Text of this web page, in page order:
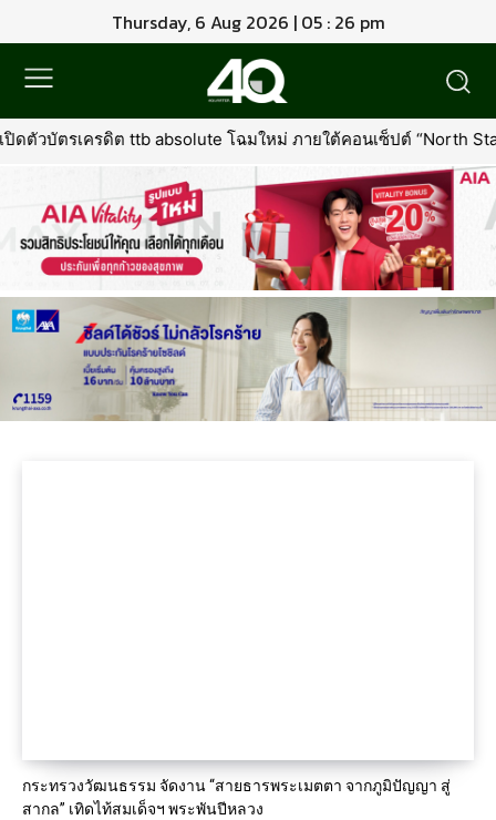
Thursday, 6 Aug 2026 | 05 : 26 pm
ตัวบัตรเครดิต ttb absolute โฉมใหม่ ภายใต้คอนเซ็ปต์ “North Star
กระทรวงวัฒนธรรม จัดงาน “สายธารพระเมตตา จากภูมิปัญญา สู่
สากล” เทิดไท้สมเด็จฯ พระพันปีหลวง